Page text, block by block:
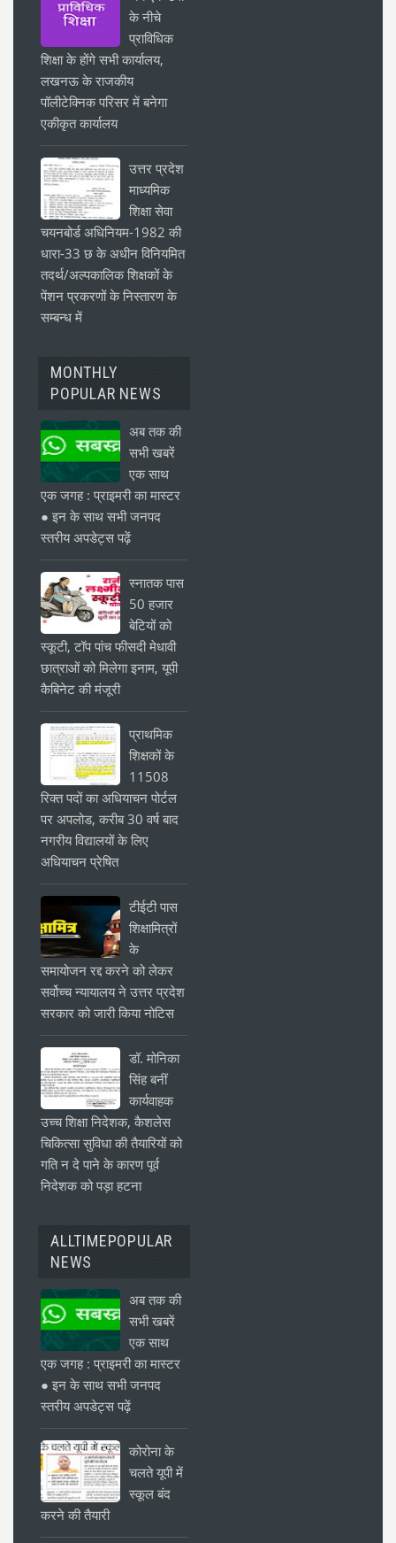
के नीचे
प्राविधिक
शिक्षा के होंगे सभी कार्यालय,
लखनऊ के राजकीय
पॉलीटेक्निक परिसर में बनेगा
एकीकृत कार्यालय
उत्तर प्रदेश
माध्यमिक
शिक्षा सेवा
चयनबोर्ड अधिनियम-1982 की
धारा-33 छ के अधीन विनियमित
तदर्थ/अल्पकालिक शिक्षकों के
पेंशन प्रकरणों के निस्तारण के
सम्बन्ध में
MONTHLY
POPULAR NEWS
अब तक की
सभी खबरें
एक साथ
एक जगह : प्राइमरी का मास्टर
● इन के साथ सभी जनपद
स्तरीय अपडेट्स पढ़ें
स्नातक पास
50 हजार
बेटियों को
स्कूटी, टॉप पांच फीसदी मेधावी
छात्राओं को मिलेगा इनाम, यूपी
कैबिनेट की मंजूरी
प्राथमिक
शिक्षकों के
11508
रिक्त पदों का अधियाचन पोर्टल
पर अपलोड, करीब 30 वर्ष बाद
नगरीय विद्यालयों के लिए
अधियाचन प्रेषित
टीईटी पास
शिक्षामित्रों
के
समायोजन रद्द करने को लेकर
सर्वोच्च न्यायालय ने उत्तर प्रदेश
सरकार को जारी किया नोटिस
डॉ. मोनिका
सिंह बनीं
कार्यवाहक
उच्च शिक्षा निदेशक, कैशलेस
चिकित्सा सुविधा की तैयारियों को
गति न दे पाने के कारण पूर्व
निदेशक को पड़ा हटना
ALLTIMEPOPULAR
NEWS
अब तक की
सभी खबरें
एक साथ
एक जगह : प्राइमरी का मास्टर
● इन के साथ सभी जनपद
स्तरीय अपडेट्स पढ़ें
कोरोना के
चलते यूपी में
स्कूल बंद
करने की तैयारी